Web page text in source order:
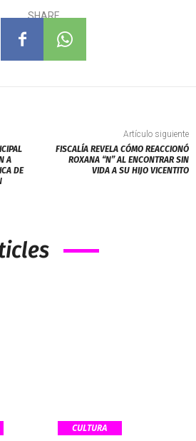
SHARE
A
DE
Artículo siguiente
FISCALÍA REVELA CÓMO REACCIONÓ
ROXANA “N” AL ENCONTRAR SIN
VIDA A SU HIJO VICENTITO
CULTURA